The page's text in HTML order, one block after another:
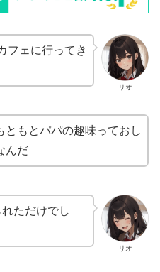
リオ
フェに行ってき
ともとパパの趣味っておし
んだ
リオ
ただけでし